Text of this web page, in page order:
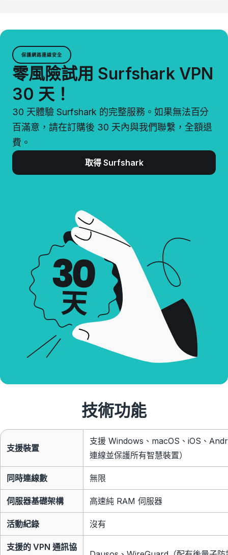
保護網路連線安全
零風險試用 Surfshark VPN
30 天！
30 天體驗 Surfshark 的完整服務。如果無法百分
百滿意，請在訂購後 30 天內與我們聯繫，全額退
費。
取得 Surfshark
技術功能
支援裝置
支援 Windows、macOS、iOS、
連線並保護所有智慧裝置）
同時連線數 無限
伺服器基礎架構 高速純 RAM 伺服器
活動紀錄 沒有
支援的 VPN 通訊協